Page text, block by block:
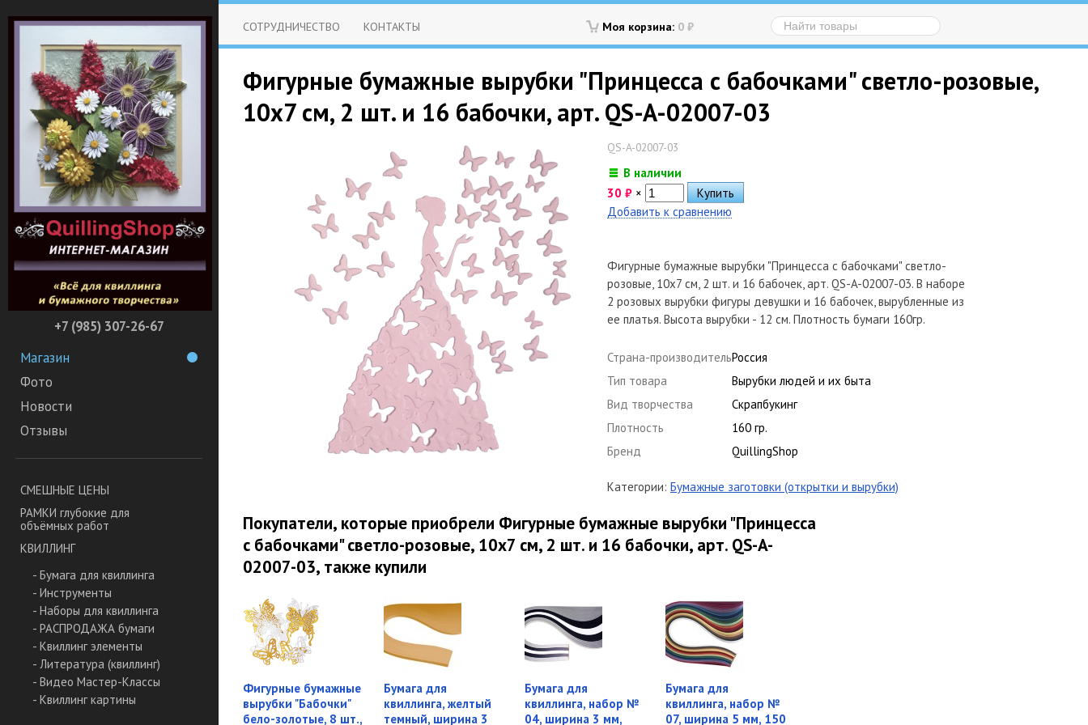
+7 (985) 307-26-67
Магазин
Фото
Новости
Отзывы
СМЕШНЫЕ ЦЕНЫ
РАМКИ глубокие для
объёмных работ
КВИЛЛИНГ
- Бумага для квиллинга
- Инструменты
- Наборы для квиллинга
- РАСПРОДАЖА бумаги
- Квиллинг элементы
- Литература (квиллинг)
- Видео Мастер-Классы
- Квиллинг картины
Моя корзина: 0 ₽
СОТРУДНИЧЕСТВО КОНТАКТЫ
Фигурные бумажные вырубки "Принцесса с бабочками" светло-розовые,
10х7 см, 2 шт. и 16 бабочки, арт. QS-A-02007-03
QS-A-02007-03
В наличии
30 ₽ ×
Добавить к сравнению
Фигурные бумажные вырубки "Принцесса с бабочками" светло-
розовые, 10х7 см, 2 шт. и 16 бабочек, арт. QS-A-02007-03. В наборе
2 розовых вырубки фигуры девушки и 16 бабочек, вырубленные из
ее платья. Высота вырубки - 12 см. Плотность бумаги 160гр.
Страна-производительРоссия
Тип товара
Вырубки людей и их быта
Вид творчества
Скрапбукинг
Плотность
160 гр.
Бренд
QuillingShop
Категории: Бумажные заготовки (открытки и вырубки)
Покупатели, которые приобрели Фигурные бумажные вырубки "Принцесса
с бабочками" светло-розовые, 10х7 см, 2 шт. и 16 бабочки, арт. QS-A-
02007-03, также купили
Фигурные бумажные
вырубки "Бабочки"
бело-золотые, 8 шт.,
Бумага для
квиллинга, желтый
темный, ширина 3
Бумага для
квиллинга, набор №
04, ширина 3 мм,
Бумага для
квиллинга, набор №
07, ширина 5 мм, 150